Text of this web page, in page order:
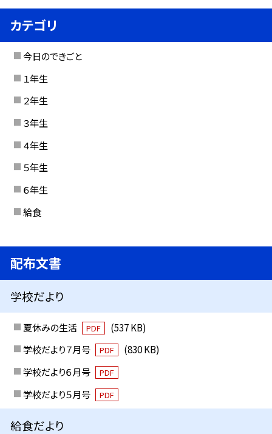
カテゴリ
今日のできごと
１年生
２年生
３年生
４年生
５年生
６年生
給食
配布文書
学校だより
夏休みの生活 PDF
(537 KB)
学校だより７月号
PDF
(830 KB)
学校だより６月号
PDF
学校だより５月号 PDF
給食だより